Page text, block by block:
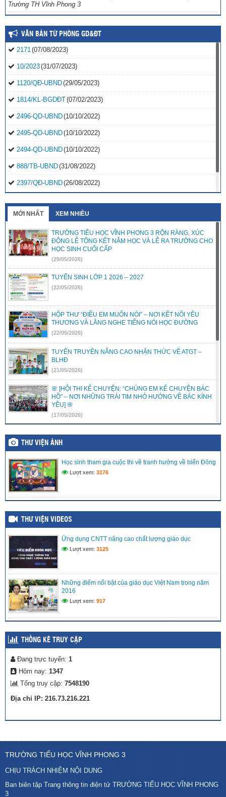
Trường TH Vĩnh Phong 3
VĂN BẢN TỪ PHÒNG GD&ĐT
2171(07/08/2023)
10/2023(31/07/2023)
1120/QĐ-UBND(29/05/2023)
1814/KL-BGDĐT(07/02/2023)
2496-QD-UBND(10/10/2022)
2495-QD-UBND(10/10/2022)
2494-QD-UBND(10/10/2022)
888/TB-UBND(31/08/2022)
2397/QĐ-UBND(26/08/2022)
MỚI NHẤT XEM NHIỀU
TRƯỜNG TIỂU HỌC VĨNH PHONG 3 RỘN RÀNG, XÚC
ĐỘNG LỄ TỔNG KẾT NĂM HỌC VÀ LỄ RA TRƯỜNG CHO
HỌC SINH CUỐI CẤP
(29/05/2026)
TUYỂN SINH LỚP 1 2026 – 2027
(22/05/2026)
HỘP THƯ “ĐIỀU EM MUỐN NÓI” – NƠI KẾT NỐI YÊU
THƯƠNG VÀ LẮNG NGHE TIẾNG NÓI HỌC ĐƯỜNG
(22/05/2026)
TUYÊN TRUYÊN NÂNG CAO NHẬN THỨC VỀ ATGT –
BLHĐ
(21/05/2026)
🌸 [HỘI THI KỂ CHUYỆN: “CHÚNG EM KỂ CHUYỆN BÁC
HỒ” – NƠI NHỮNG TRÁI TIM NHỎ HƯỚNG VỀ BÁC KÍNH
YÊU] 🌸
(17/05/2026)
LIÊN ĐỘI TRƯỜNG TIỂU HỌC VĨNH PHONG 3 RỘN RÀNG
RA MẮT CÂU LẠC BỘ VĂN NGHỆ – ƯƠM MẦM TÀI NĂNG
(15/05/2026)
LIÊN ĐỘI TRƯỜNG TIỂU HỌC VĨNH PHONG 3 TRAO TẶNG
QUÀ HỖ TRỢ CHO THIẾU NHI CÓ HOÀN CẢNH KHÓ
KHĂN
MÔ HÌNH TRẢI NGHIỆM SÁNG TẠO: “CHẮP CÁNH TÀI
NĂNG NHÍ TRÊN NỀN TẢNG SỐ” TẠI LIÊN ĐỘI TIỂU HỌC
VĨNH PHONG 3 NĂM 2025 – 2026
(27/04/2026)
THƯ VIỆN ẢNH
Học sinh tham gia cuộc thi vẽ tranh hướng về biển Đông
Lượt xem: 3176
THƯ VIỆN VIDEOS
Ứng dụng CNTT nâng cao chất lượng giáo dục
Lượt xem: 3125
Những điểm nổi bật của giáo dục Việt Nam trong năm
2016
Lượt xem: 917
THỐNG KÊ TRUY CẬP
Đang trực tuyến: 1
Hôm nay: 1347
Tổng truy cập: 7548190
Địa chỉ IP: 216.73.216.221
TRƯỜNG TIỂU HỌC VĨNH PHONG 3
CHỊU TRÁCH NHIỆM NỘI DUNG
Ban biên tập Trang thông tin điện tử TRƯỜNG TIỂU HỌC VĨNH PHONG
3